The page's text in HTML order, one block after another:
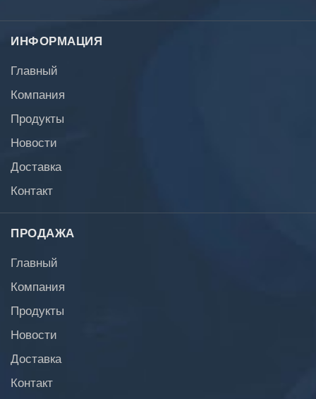
ИНФОРМАЦИЯ
Главный
Компания
Продукты
Новости
Доставка
Контакт
ПРОДАЖА
Главный
Компания
Продукты
Новости
Доставка
Контакт